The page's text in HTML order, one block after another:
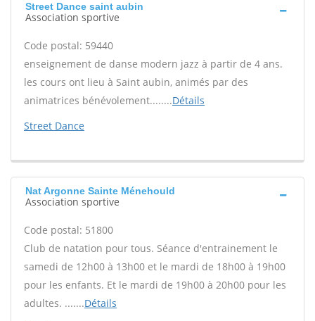
Street Dance saint aubin
Association sportive
Code postal: 59440
enseignement de danse modern jazz à partir de 4 ans.
les cours ont lieu à Saint aubin, animés par des
animatrices bénévolement........Détails
Street Dance
Nat Argonne Sainte Ménehould
Association sportive
Code postal: 51800
Club de natation pour tous. Séance d'entrainement le
samedi de 12h00 à 13h00 et le mardi de 18h00 à 19h00
pour les enfants. Et le mardi de 19h00 à 20h00 pour les
adultes. .......Détails